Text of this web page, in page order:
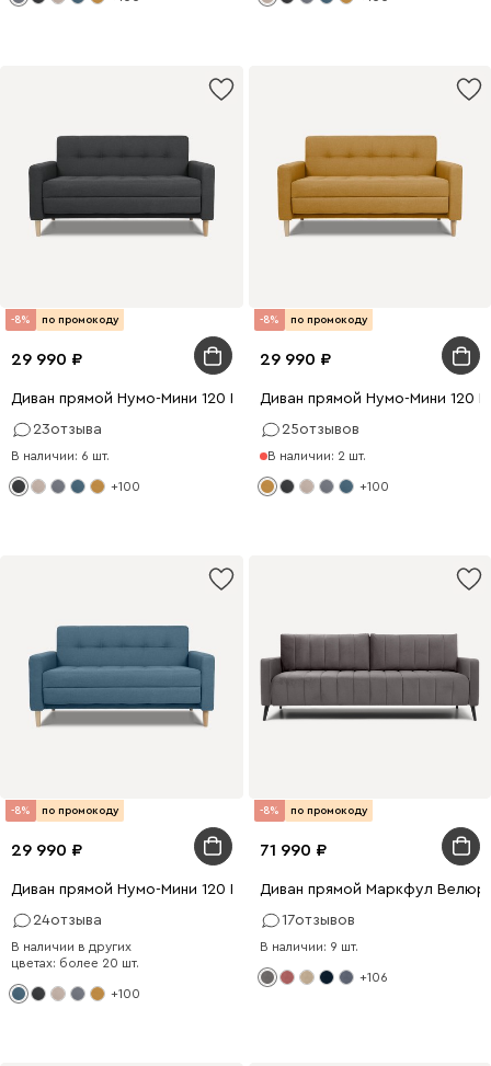
-8% по промокоду
29 990
Диван прямой Нумо-Мини 120 Рогожка Графитовый
23отзыва
В наличии: 6 шт.
+100
-8% по промокоду
29 990
Диван прямой Нумо-Мини 120
25отзывов
В наличии: 2 шт.
+100
-8% по промокоду
29 990
Диван прямой Нумо-Мини 120 Рогожка Голубой
24отзыва
В наличии в других
цветах: более 20 шт.
+100
-8% по промокоду
71 990
Диван прямой Маркфул Велюр
17отзывов
В наличии: 9 шт.
+106